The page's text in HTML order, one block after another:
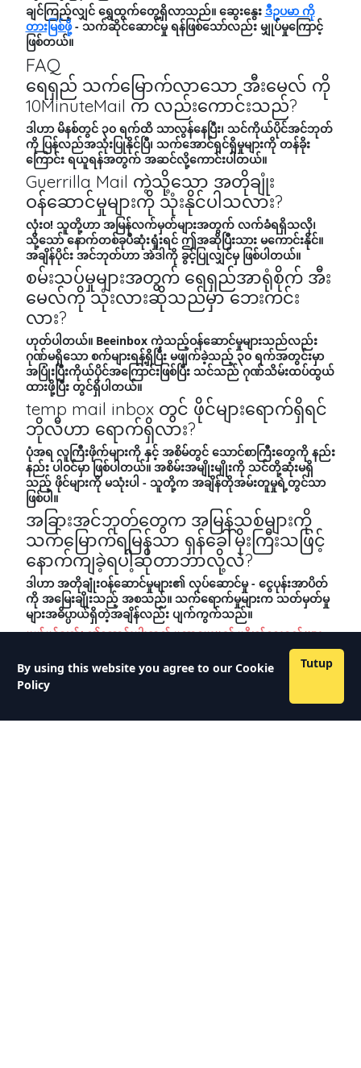
ချင်ကြည့်လျှင် ရွှေထွက်တွေ့ရှိလာသည်။ ဆွေးနွေး ဒီဥပမာ ကို
တားမြစ်ဖို့- သက်ဆိုင်ဆောင်မှု ရန်ဖြစ်သော်လည်း မျှုပ်မှုကြောင့်
ဖြစ်တယ်။
FAQ
ရေရှည် သက်မြောက်လာသော အီးမေလ် ကို
10MinuteMail က လည်းကောင်းသည်?
ဒါဟာ မိနစ်တွင် ၃၀ ရက်ထိ သာလွန်နေပြီး၊ သင်ကိုယ်ပိုင်အင်ဘုတ်
ကို ပြန်လည်အသုံးပြုနိုင်ပြီ၊ သက်အောင်ရှင်ရှိမှုများကို တန်ခိုး
ကြောင်း ရယူရန်အတွက် အဆင်လို့ကောင်းပါတယ်။
Guerrilla Mail ကဲ့သို့သော အတိုချုံး
ဝန်ဆောင်မှုများကို သုံးနိုင်ပါသလား?
လုံးဝ! သူတို့ဟာ အမြန်လက်မှတ်များအတွက် လက်ခံရရှိသလို၊
သို့သော် နောက်တစ်ခုပီဆုံးရှုံးရင် ဤအဆိုပြီးသား မကောင်းနိုင်။
အချိန်ပိုင်း အင်ဘုတ်ဟာ အဲဒါကို ခွင့်ပြုလျှင်မှ ဖြစ်ပါတယ်။
စမ်းသပ်မှုများအတွက် ရေရှည်အာရုံစိုက် အီး
မေလ်ကို သုံးလားဆိုသည်မှာ ဘေးကင်း
လား?
ဟုတ်ပါတယ်။ Beeinbox ကဲ့သည့်ဝန်ဆောင်မှုများသည်လည်း
ဂုဏ်မရှိသော စက်များရန့်ရှိပြီး မဖျက်ခဲ့သည့် ၃၀ ရက်အတွင်းမှာ
အပြုံးပြီးကိုယ်ပိုင်အကြောင်းဖြစ်ပြီး သင်သည် ဂုဏ်သိမ်းထပ်ထွယ်
ထားဖို့ပြီး တွင်ရှိပါတယ်။
temp mail inbox တွင် ဖိုင်များရောက်ရှိရင်
ဘိုလီဟာ ရောက်ရှိလား?
ပုံအရ လူကြီးဖိုက်များကို နှင့် အစိမ်တွင် သောင်စာကြီးတွေကို နည်း
နည်း ပါဝင်မှာ ဖြစ်ပါတယ်။ အစိမ်းအမျိုးမျိုးကို သင်တို့ဆုံးမရှိ
သည့် ဖိုင်များကို မသုံးပါ - သူတို့က အချိန်တိုအမ်းတူမှုရဲ့တွင်သာ
ဖြစ်ပါ။
အခြားအင်ဘုတ်တွေက အမြန်သစ်များကို
သက်မြောက်ရမြန်သာ ရှန်ခေါ်မိုးကြီးသဖြင့်
နောက်ကျခဲ့ရပါ့ဆိုတာဘာလို့လဲ?
ဒါဟာ အတိုချုံးဝန်ဆောင်မှုများ၏ လုပ်ဆောင်မှု - ငွေပုန်းအာပိတ်
ကို အမြေးချိုးသည့် အစသည်။ သက်ရောက်မှုများက သတ်မှတ်မှု
များအဓိပ္ပာယ်ရှိတဲ့အချိန်လည်း ပျက်ကွက်သည်။
ပယ်ပင်ချက်:ဤဆောင်းပါးသည် ပညာပေးမှုနှင့် ပုဂ္ဂိုလ်ရေးစနစ်များ
အား ဂရုစိုက်ခြင်းတို့အတွက် ဖန်တီးထားသည်။ အမျိုးမျိုးသော အီးမေ
လ် ကိရိယာများအား တာဝန်ရှိ၍ သုံးသင့်သည် - စပမ်း သို့မဟုတ်
နောက်ခံတစ်ခုအတွက် မရှိစေပါ။ ငင်းငွပ်မှုတိုင်း၌ သုံးပြီးမည်သည့်
ဝန်ဆောင်မှုလည်း လိပ်စာကို လိုက်နာပါ။
By using this website you agree to our Cookie
Policy
Tutup